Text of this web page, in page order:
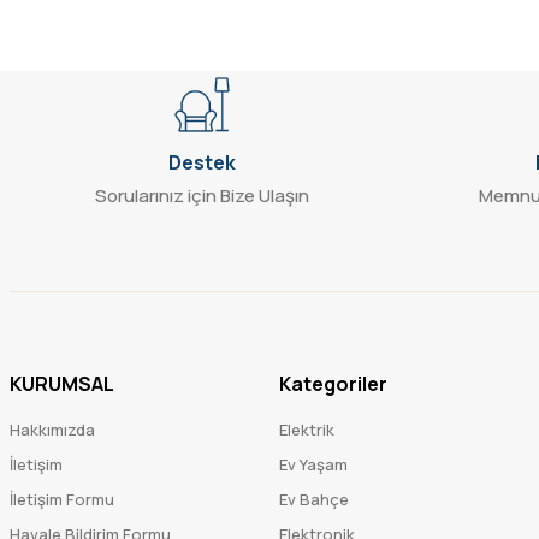
Destek
Sorularınız için Bize Ulaşın
KURUMSAL
Hakkımızda
İletişim
İletişim Formu
Havale Bildirim Formu
Kategoriler
Elektrik
Ev Yaşam
Ev Bahçe
Elektronik